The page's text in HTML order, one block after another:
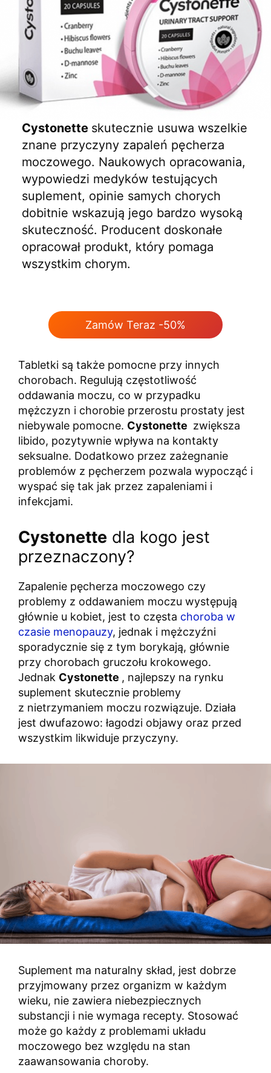
Cystonette skutecznie usuwa wszelkie
znane przyczyny zapaleń pęcherza
moczowego. Naukowych opracowania,
wypowiedzi medyków testujących
suplement, opinie samych chorych
dobitnie wskazują jego bardzo wysoką
skuteczność. Producent doskonałe
opracował produkt, który pomaga
wszystkim chorym.
Zamów Teraz -50%
Tabletki są także pomocne przy innych
chorobach. Regulują częstotliwość
oddawania moczu, co w przypadku
mężczyzn i chorobie przerostu prostaty jest
niebywale pomocne. Cystonette zwiększa
libido, pozytywnie wpływa na kontakty
seksualne. Dodatkowo przez zażegnanie
problemów z pęcherzem pozwala wypocząć i
wyspać się tak jak przez zapaleniami i
infekcjami.
Cystonette dla kogo jest
przeznaczony?
Zapalenie pęcherza moczowego czy
problemy z oddawaniem moczu występują
głównie u kobiet, jest to częsta choroba w
czasie menopauzy, jednak i mężczyźni
sporadycznie się z tym borykają, głównie
przy chorobach gruczołu krokowego.
Jednak Cystonette , najlepszy na rynku
suplement skutecznie problemy
z nietrzymaniem moczu rozwiązuje. Działa
jest dwufazowo: łagodzi objawy oraz przed
wszystkim likwiduje przyczyny.
Suplement ma naturalny skład, jest dobrze
przyjmowany przez organizm w każdym
wieku, nie zawiera niebezpiecznych
substancji i nie wymaga recepty. Stosować
może go każdy z problemami układu
moczowego bez względu na stan
zaawansowania choroby.